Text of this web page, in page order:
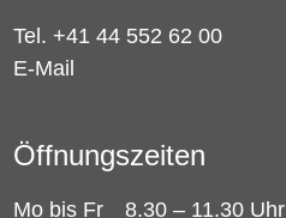
Tel. +41 44 552 62 00
E-Mail
Öffnungszeiten
Mo bis Fr 8.30 – 11.30 Uhr